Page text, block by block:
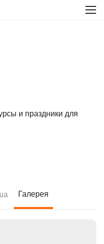
и праздники для
Галерея